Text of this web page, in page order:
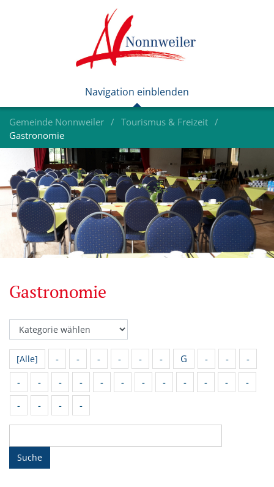
Gemeinde Nonnweiler
Tourismus & Freizeit
Gastronomie
Gastronomie
[Alle] - - - - - - G - -
-
-
- - - - - - - - - -
-
-
- - -
Suche